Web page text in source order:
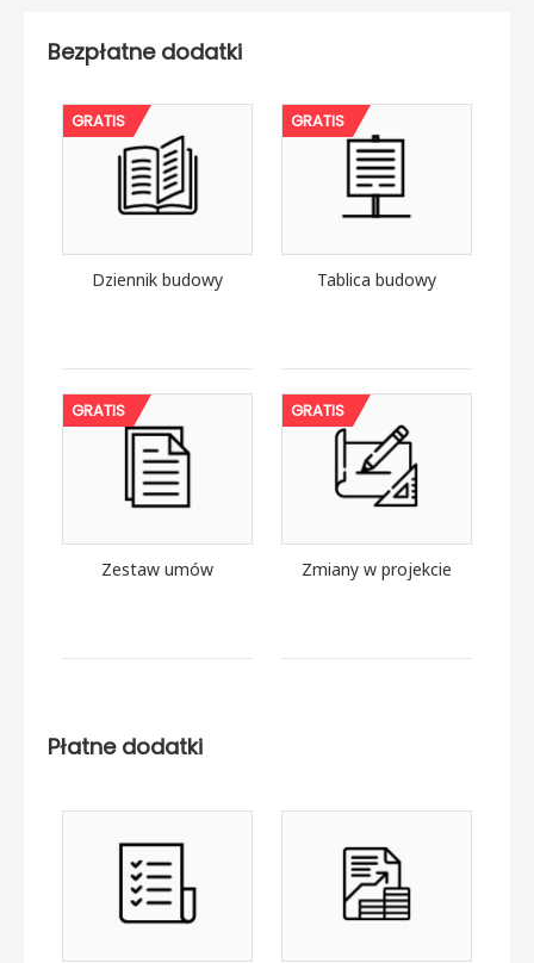
Bezpłatne dodatki
GRATIS
Dziennik budowy
GRATIS
Tablica budowy
GRATIS
Zestaw umów
GRATIS
Zmiany w projekcie
Płatne dodatki